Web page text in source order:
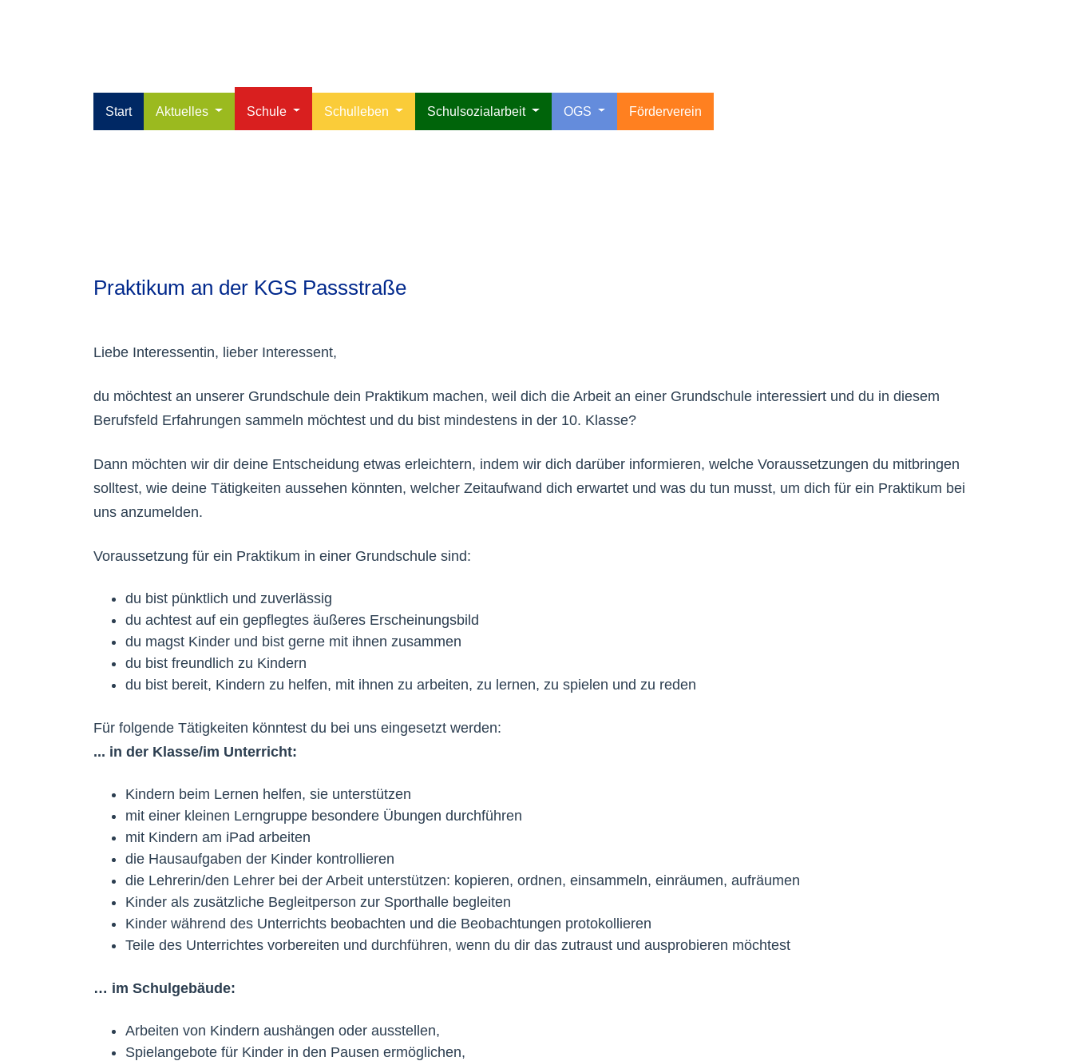
Start Aktuelles Schule Schulleben Schulsozialarbeit OGS Förderverein
Praktikum an der KGS Passstraße
Liebe Interessentin, lieber Interessent,
du möchtest an unserer Grundschule dein Praktikum machen, weil dich die Arbeit an einer Grundschule interessiert und du in diesem
Berufsfeld Erfahrungen sammeln möchtest und du bist mindestens in der 10. Klasse?
Dann möchten wir dir deine Entscheidung etwas erleichtern, indem wir dich darüber informieren, welche Voraussetzungen du mitbringen
solltest, wie deine Tätigkeiten aussehen könnten, welcher Zeitaufwand dich erwartet und was du tun musst, um dich für ein Praktikum bei
uns anzumelden.
Voraussetzung für ein Praktikum in einer Grundschule sind:
du bist pünktlich und zuverlässig
du achtest auf ein gepflegtes äußeres Erscheinungsbild
du magst Kinder und bist gerne mit ihnen zusammen
du bist freundlich zu Kindern
du bist bereit, Kindern zu helfen, mit ihnen zu arbeiten, zu lernen, zu spielen und zu reden
Für folgende Tätigkeiten könntest du bei uns eingesetzt werden:
... in der Klasse/im Unterricht:
Kindern beim Lernen helfen, sie unterstützen
mit einer kleinen Lerngruppe besondere Übungen durchführen
mit Kindern am iPad arbeiten
die Hausaufgaben der Kinder kontrollieren
die Lehrerin/den Lehrer bei der Arbeit unterstützen: kopieren, ordnen, einsammeln, einräumen, aufräumen
Kinder als zusätzliche Begleitperson zur Sporthalle begleiten
Kinder während des Unterrichts beobachten und die Beobachtungen protokollieren
Teile des Unterrichtes vorbereiten und durchführen, wenn du dir das zutraust und ausprobieren möchtest
… im Schulgebäude:
Arbeiten von Kindern aushängen oder ausstellen,
Spielangebote für Kinder in den Pausen ermöglichen,